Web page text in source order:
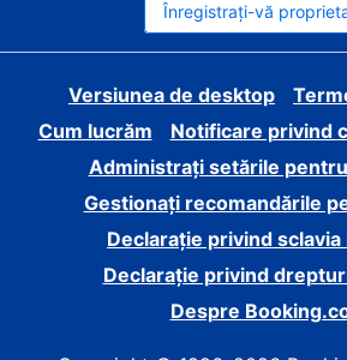
Înregistrați-vă
Versiunea de desktop
Cum lucrăm
Notificare privind
Administrați setările
Gestionați recomandările
Declarație privind
Declarație privind
Despre